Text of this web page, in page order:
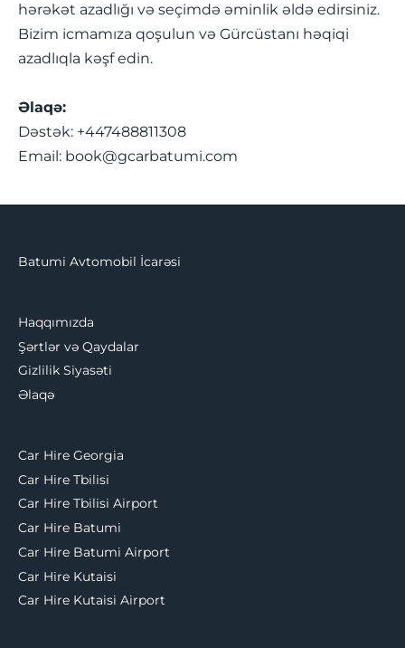
hərəkət azadlığı və seçimdə əminlik əldə edirsiniz.
Bizim icmamıza qoşulun və Gürcüstanı həqiqi
azadlıqla kəşf edin.
Əlaqə:
Dəstək: +447488811308
Email: book@gcarbatumi.com
Batumi Avtomobil İcarəsi
Haqqımızda
Şərtlər və Qaydalar
Gizlilik Siyasəti
Əlaqə
Car Hire Georgia
Car Hire Tbilisi
Car Hire Tbilisi Airport
Car Hire Batumi
Car Hire Batumi Airport
Car Hire Kutaisi
Car Hire Kutaisi Airport